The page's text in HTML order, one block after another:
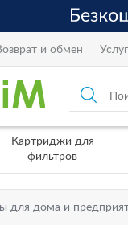
и обмен
Картриджи для
фильтров
для дома и